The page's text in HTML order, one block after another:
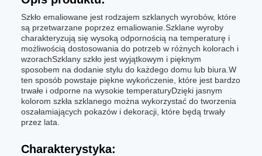
Szkło emaliowane jest rodzajem szklanych wyrobów, które
są przetwarzane poprzez emaliowanie.Szklane wyroby
charakteryzują się wysoką odpornością na temperaturę i
możliwością dostosowania do potrzeb w różnych kolorach i
wzorachSzklany szkło jest wyjątkowym i pięknym
sposobem na dodanie stylu do każdego domu lub biura.W
ten sposób powstaje piękne wykończenie, które jest bardzo
trwałe i odporne na wysokie temperaturyDzięki jasnym
kolorom szkła szklanego można wykorzystać do tworzenia
oszałamiających pokazów i dekoracji, które będą trwały
przez lata.
Charakterystyka: